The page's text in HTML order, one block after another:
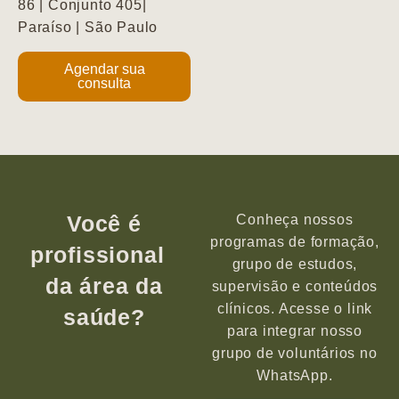
86 | Conjunto 405|
Paraíso | São Paulo
Agendar sua
consulta
Você é
profissional
da área da
saúde?
Conheça nossos
programas de formação,
grupo de estudos,
supervisão e conteúdos
clínicos. Acesse o link
para integrar nosso
grupo de voluntários no
WhatsApp.